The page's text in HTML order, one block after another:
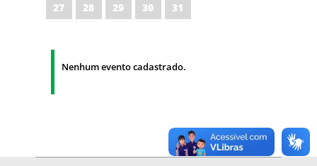
27
28 29 30 31
Nenhum evento cadastrado.